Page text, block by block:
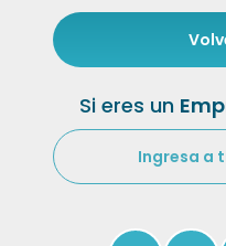
Si eres un
Ingresa a